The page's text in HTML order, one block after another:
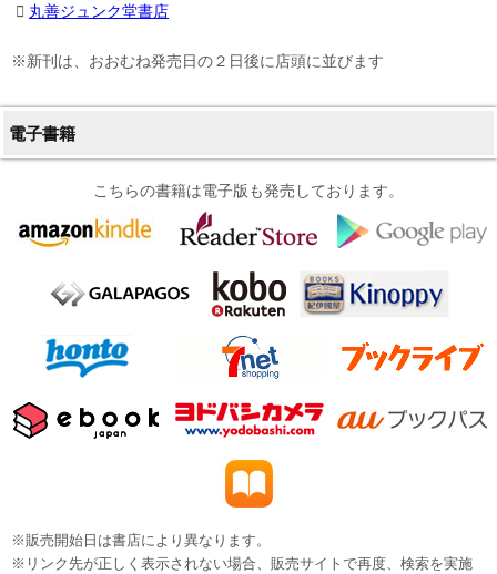
丸善ジュンク堂書店
※新刊は、おおむね発売日の２日後に店頭に並びます
電子書籍
こちらの書籍は電子版も発売しております。
※販売開始日は書店により異なります。
※リンク先が正しく表示されない場合、販売サイトで再度、検索を実施